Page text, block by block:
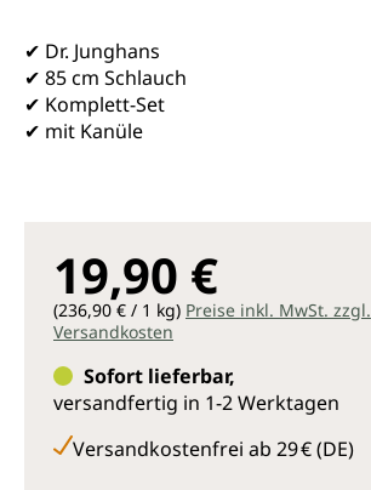
✔ Dr. Junghans
✔ 85 cm Schlauch
✔ Komplett-Set
✔ mit Kanüle
19,90 €
(236,90 € / 1 kg) Preise inkl. MwSt. zzgl.
Versandkosten
Sofort lieferbar,
versandfertig in 1-2 Werktagen
Versandkostenfrei ab 29 € (DE)